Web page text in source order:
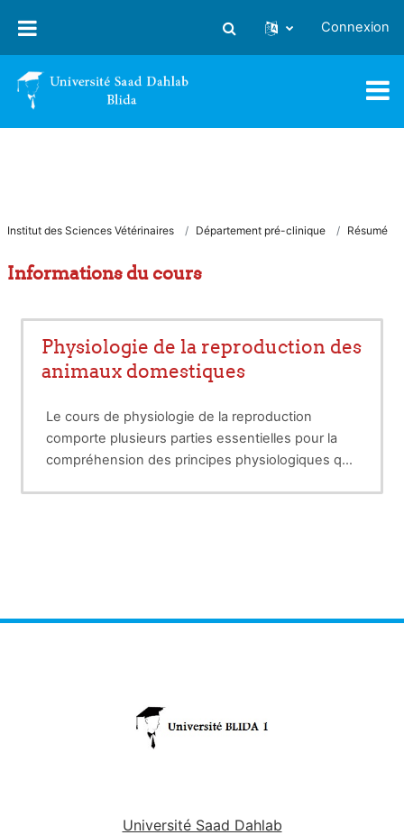
Activer/désactiver la saisie
Connexion
Institut des Sciences Vétérinaires Département pré-clinique Résumé
Informations du cours
Physiologie de la reproduction des
animaux domestiques
Le cours de physiologie de la reproduction
comporte plusieurs parties essentielles pour la
compréhension des principes physiologiques qui
Université Saad Dahlab